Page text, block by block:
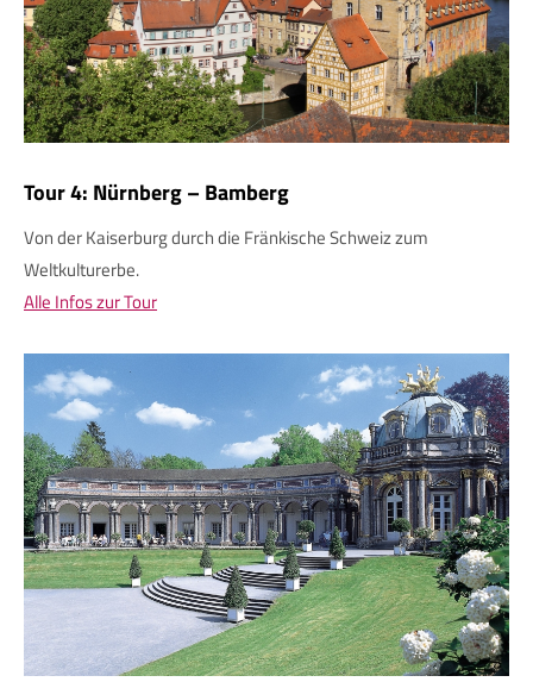
Tour 4: Nürnberg – Bamberg
Von der Kaiserburg durch die Fränkische Schweiz zum
Weltkulturerbe.
Alle Infos zur Tour